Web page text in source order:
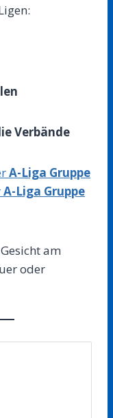
Verbände
A-Liga Gruppe
A-Liga Gruppe
am
oder